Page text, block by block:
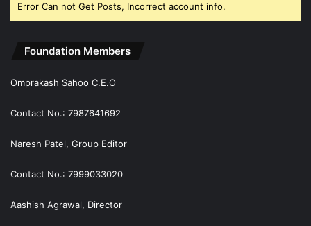
Error Can not Get Posts, Incorrect account info.
Foundation Members
Omprakash Sahoo C.E.O
Contact No.: 7987641692
Naresh Patel, Group Editor
Contact No.: 7999033020
Aashish Agrawal, Director